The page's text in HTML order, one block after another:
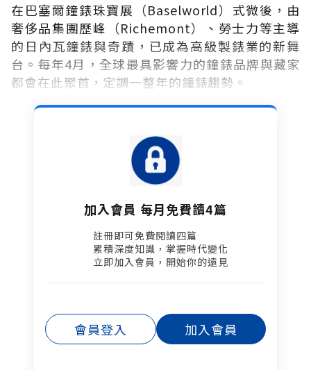
在巴塞爾鐘錶珠寶展（Baselworld）式微後，由
奢侈品集團歷峰（Richemont）、勞士力等主導
的日內瓦鐘錶與奇蹟，已成為高級製錶業的新舞
台。每年4月，全球最具影響力的鐘錶品牌與藏家
都會在此聚首，定調一整年的鐘錶趨勢。
加入會員 每月免費讀4篇
註冊即可免費閱讀四篇​
累積深度知識，掌握時代變化​
立即加入會員，開始你的遠見
會員登入 加入會員